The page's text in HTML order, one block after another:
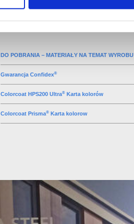
DO POBRANIA – MATERIAŁY NA TEMAT WYROBU
Gwarancja Confidex®
Colorcoat HPS200 Ultra®Karta kolorów
Colorcoat Prisma®Karta kolorow